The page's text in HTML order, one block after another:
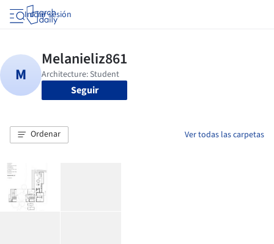
Iniciar sesión
Seguir
Ordenar Ver todas las carpetas